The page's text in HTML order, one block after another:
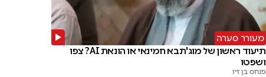
מעורר סערה
תיעוד ראשון של מוג'תבא חמינאי או הונאת AI? צפו
ושפטו
פנחס בן זיו